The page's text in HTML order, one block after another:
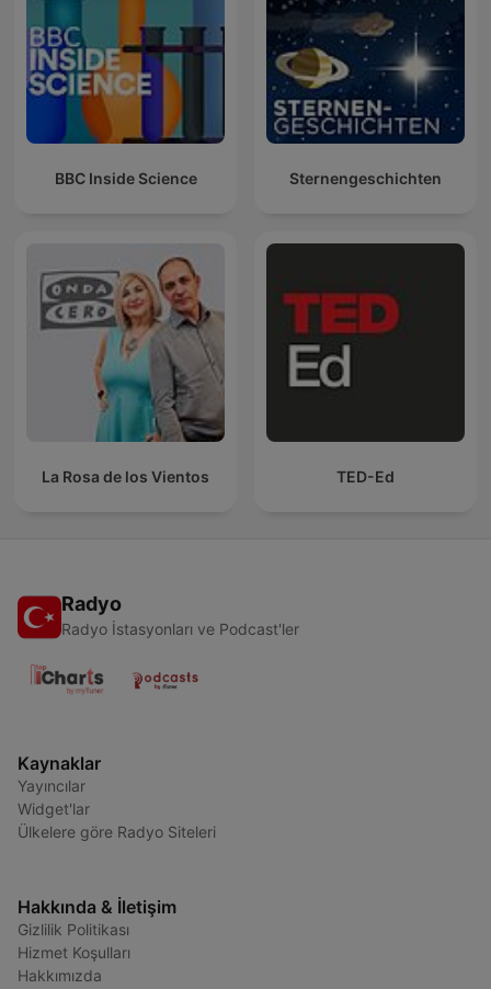
BBC Inside Science Sternengeschichten
La Rosa de los Vientos TED-Ed
Radyo
Radyo İstasyonları ve Podcast'ler
Kaynaklar
Yayıncılar
Widget'lar
Ülkelere göre Radyo Siteleri
Hakkında & İletişim
Gizlilik Politikası
Hizmet Koşulları
Hakkımızda